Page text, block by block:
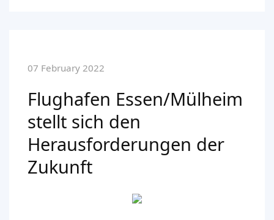
07 February 2022
Flughafen Essen/Mülheim
stellt sich den
Herausforderungen der
Zukunft